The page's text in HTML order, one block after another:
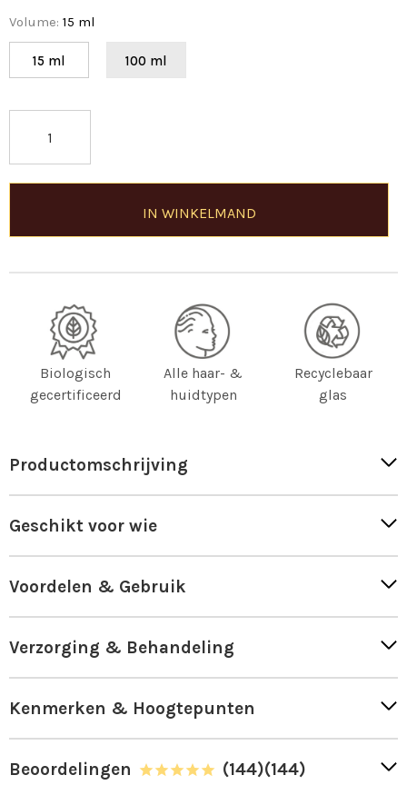
Volume: 15 ml
15 ml 100 ml
Biologisch
gecertificeerd
Alle haar- &
huidtypen
Recyclebaar
glas
Productomschrijving
Geschikt voor wie
Voordelen & Gebruik
Verzorging & Behandeling
Kenmerken & Hoogtepunten
Beoordelingen (144)(144)